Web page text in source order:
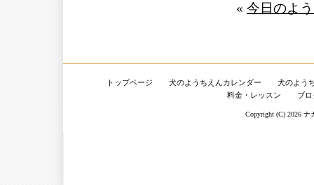
« 今日のよ
トップページ 犬のようちえんカレンダー
犬のよう
料金・レッスン
ブロ
Copyright (C) 2026 ナ